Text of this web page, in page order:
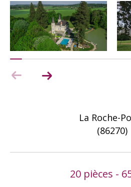
La Roche-
(86270)
20 pièces -
AFFINER LES
TERRASSE